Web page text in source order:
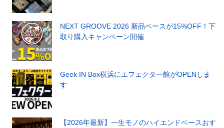
NEXT GROOVE 2026 新品ベースが15%OFF！下
取り購入キャンペーン開催
Geek IN Box横浜にエフェクター館がOPENしま
す
【2026年最新】一生モノのハイエンドベースおす